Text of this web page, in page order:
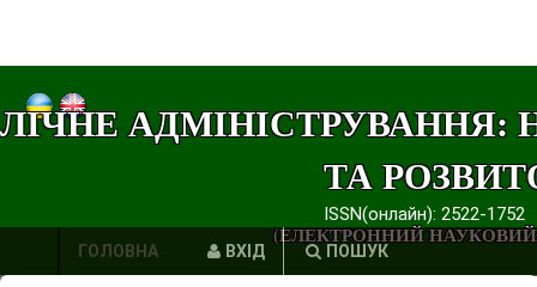
АДМІНІСТРУВАННЯ:
ТА
(ЕЛЕКТРОННИЙ
ISSN(онлайн): 2522-1752
ГОЛОВНА ВХІД ПОШУК